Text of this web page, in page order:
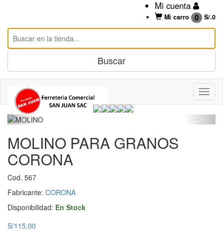
Mi cuenta
Mi carro 0 S/.0
MOLINO PARA GRANOS
CORONA
Cod. 567
Fabricante: CORONA
Disponibilidad: En Stock
S/115.00